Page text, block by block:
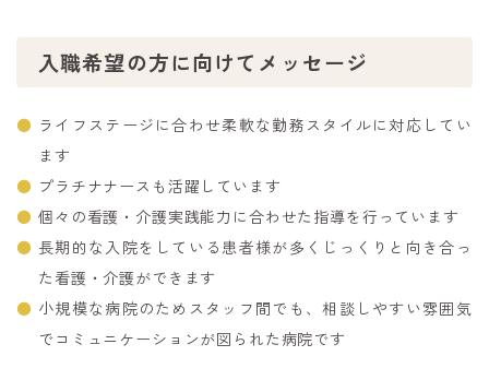
入職希望の方に向けてメッセージ
ライフステージに合わせ柔軟な勤務スタイルに対応してい
ます
プラチナナースも活躍しています
個々の看護・介護実践能力に合わせた指導を行っています
長期的な入院をしている患者様が多くじっくりと向き合っ
た看護・介護ができます
小規模な病院のためスタッフ間でも、相談しやすい雰囲気
でコミュニケーションが図られた病院です